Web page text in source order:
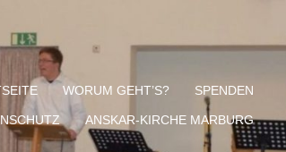
WORUM GEHT’S? SPENDEN
ANSKAR-KIRCHE MARBURG